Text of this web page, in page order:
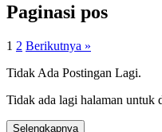
Paginasi pos
1 2 Berikutnya »
Tidak Ada Postingan Lagi.
Tidak ada lagi halaman untuk
Selengkapnya